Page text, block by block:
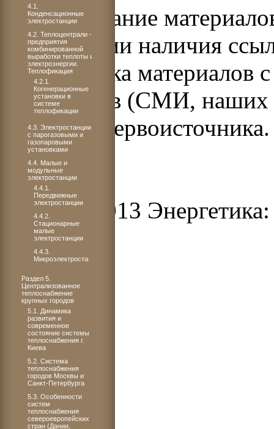
4.1.
Конденсационные
электростанции
4.2. Теплоцентрали -
предприятия
комбинированной
выработки теплоты и
электроэнергии.
Теплофикация
4.2.1.
Когенерационные
установки в
системе
теплофикации
4.3. Электростанции
с парогазовыми и
газопаровыми
установками
4.4. Малые и
модульные
электростанции
4.4.1.
Передвижные
электростанции
4.4.2.
Стационарные
малые
электростанции
4.4.3.
Микроэлектростанции
Раздел 5.
Централизованное
теплоснабжение
крупных городов
5.1. Динамика
развития и
современное
состояние системы
теплоснабжения г.
Киева
5.2. Система
теплоснабжения
городов Москвы и
Санкт-Петербурга
5.3. Особенности
систем
теплоснабжения
североевропейских
стран (Дании,
Использование
при условии наличия
Перепечатка материалов
источников (СМИ, наших
указания первоисточника.
© 2012-2013